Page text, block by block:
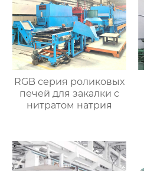
RGB серия роликовых
печей для закалки с
нитратом натрия